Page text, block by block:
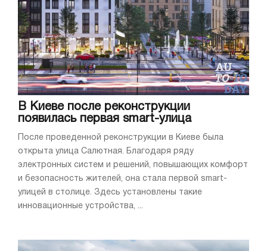
В Киеве после реконструкции
появилась первая smart-улица
После проведенной реконструкции в Киеве была
открыта улица Салютная. Благодаря ряду
электронных систем и решений, повышающих комфорт
и безопасность жителей, она стала первой smart-
улицей в столице. Здесь установлены такие
инновационные устройства, ...